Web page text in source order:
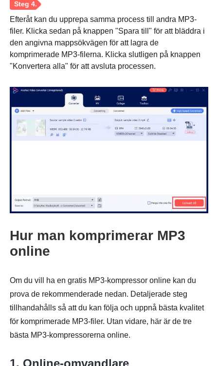
Steg 3.
Steg 4.
Efteråt kan du upprepa samma process till andra MP3-
filer. Klicka sedan på knappen "Spara till" för att bläddra i
den angivna mappsökvägen för att lagra de
komprimerade MP3-filerna. Klicka slutligen på knappen
"Konvertera alla" för att avsluta processen.
Hur man komprimerar MP3
online
Om du vill ha en gratis MP3-kompressor online kan du
prova de rekommenderade nedan. Detaljerade steg
tillhandahålls så att du kan följa och uppnå bästa kvalitet
för komprimerade MP3-filer. Utan vidare, här är de tre
bästa MP3-kompressorerna online.
1. Online-omvandlare